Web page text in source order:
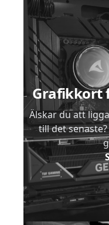
Grafikkort
Älskar du att
till det